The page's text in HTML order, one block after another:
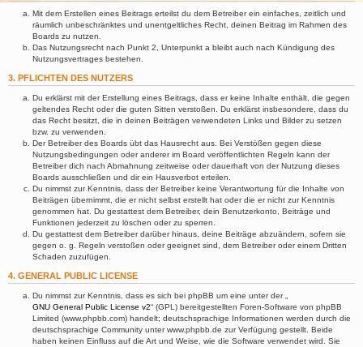
Mit dem Erstellen eines Beitrags erteilst du dem Betreiber ein einfaches, zeitlich und
räumlich unbeschränktes und unentgeltliches Recht, deinen Beitrag im Rahmen des
Boards zu nutzen.
Das Nutzungsrecht nach Punkt 2, Unterpunkt a bleibt auch nach Kündigung des
Nutzungsvertrages bestehen.
3. PFLICHTEN DES NUTZERS
Du erklärst mit der Erstellung eines Beitrags, dass er keine Inhalte enthält, die gegen
geltendes Recht oder die guten Sitten verstoßen. Du erklärst insbesondere, dass du
das Recht besitzt, die in deinen Beiträgen verwendeten Links und Bilder zu setzen
bzw. zu verwenden.
Der Betreiber des Boards übt das Hausrecht aus. Bei Verstößen gegen diese
Nutzungsbedingungen oder anderer im Board veröffentlichten Regeln kann der
Betreiber dich nach Abmahnung zeitweise oder dauerhaft von der Nutzung dieses
Boards ausschließen und dir ein Hausverbot erteilen.
Du nimmst zur Kenntnis, dass der Betreiber keine Verantwortung für die Inhalte von
Beiträgen übernimmt, die er nicht selbst erstellt hat oder die er nicht zur Kenntnis
genommen hat. Du gestattest dem Betreiber, dein Benutzerkonto, Beiträge und
Funktionen jederzeit zu löschen oder zu sperren.
Du gestattest dem Betreiber darüber hinaus, deine Beiträge abzuändern, sofern sie
gegen o. g. Regeln verstoßen oder geeignet sind, dem Betreiber oder einem Dritten
Schaden zuzufügen.
4. GENERAL PUBLIC LICENSE
Du nimmst zur Kenntnis, dass es sich bei phpBB um eine unter der „
GNU General Public License v2“ (GPL) bereitgestellten Foren-Software von phpBB
Limited (www.phpbb.com) handelt; deutschsprachige Informationen werden durch die
deutschsprachige Community unter www.phpbb.de zur Verfügung gestellt. Beide
haben keinen Einfluss auf die Art und Weise, wie die Software verwendet wird. Sie